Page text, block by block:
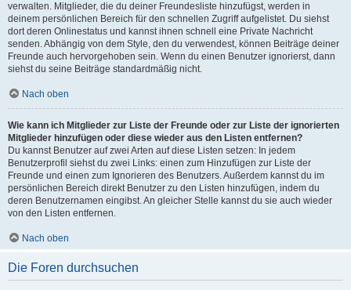
verwalten. Mitglieder, die du deiner Freundesliste hinzufügst, werden in
deinem persönlichen Bereich für den schnellen Zugriff aufgelistet. Du siehst
dort deren Onlinestatus und kannst ihnen schnell eine Private Nachricht
senden. Abhängig von dem Style, den du verwendest, können Beiträge deiner
Freunde auch hervorgehoben sein. Wenn du einen Benutzer ignorierst, dann
siehst du seine Beiträge standardmäßig nicht.
Nach oben
Wie kann ich Mitglieder zur Liste der Freunde oder zur Liste der ignorierten
Mitglieder hinzufügen oder diese wieder aus den Listen entfernen?
Du kannst Benutzer auf zwei Arten auf diese Listen setzen: In jedem
Benutzerprofil siehst du zwei Links: einen zum Hinzufügen zur Liste der
Freunde und einen zum Ignorieren des Benutzers. Außerdem kannst du im
persönlichen Bereich direkt Benutzer zu den Listen hinzufügen, indem du
deren Benutzernamen eingibst. An gleicher Stelle kannst du sie auch wieder
von den Listen entfernen.
Nach oben
Die Foren durchsuchen